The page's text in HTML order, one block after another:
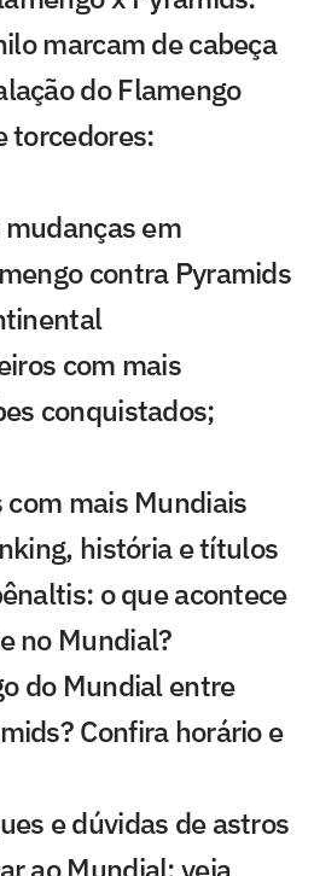
marcam de cabeça
do Flamengo
torcedores:
em
contra Pyramids
com mais
conquistados;
mais Mundiais
história e títulos
o que acontece
no Mundial?
do Mundial entre
Confira horário e
e dúvidas de astros